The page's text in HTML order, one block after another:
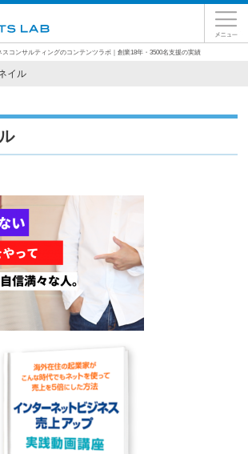
コンサルティングのコンテンツラボ｜創業18年・3500名支援の実績
イル